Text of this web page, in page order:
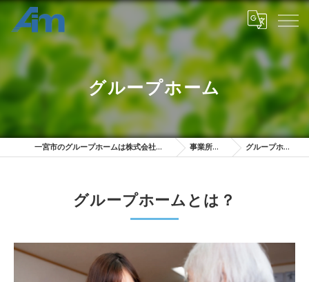
グループホーム
一宮市のグループホームは株式会社エイム 事業所一覧 グループホーム
グループホームとは？